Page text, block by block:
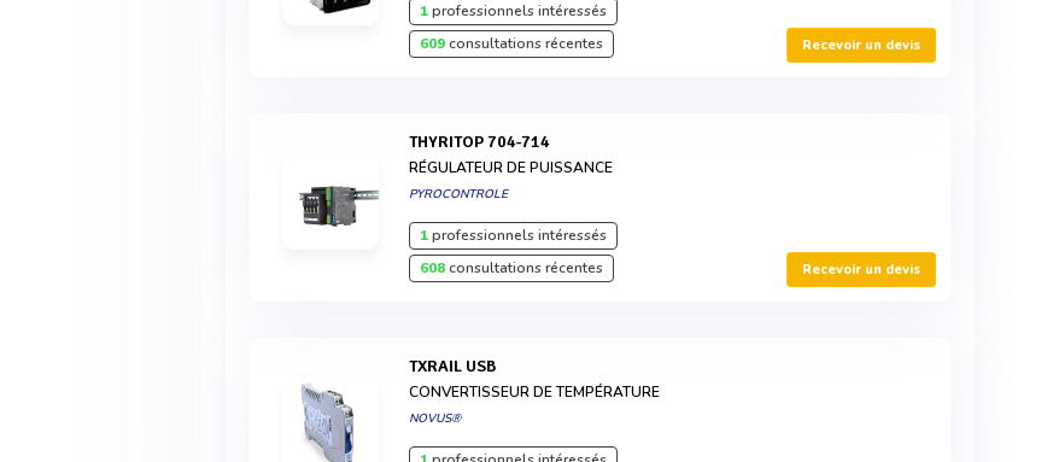
1professionnels intéressés
609consultations récentes Recevoir un devis
THYRITOP 704-714
RÉGULATEUR DE PUISSANCE
PYROCONTROLE
1professionnels intéressés
608consultations récentes Recevoir un devis
TXRAIL USB
CONVERTISSEUR DE TEMPÉRATURE
NOVUS®